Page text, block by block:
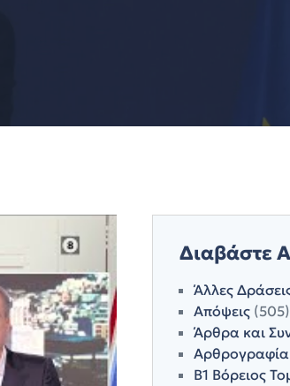
Διαβάστε
Άλλες
Απόψεις(505)
Άρθρα και
Αρθρογραφία
Β1 Βόρειος